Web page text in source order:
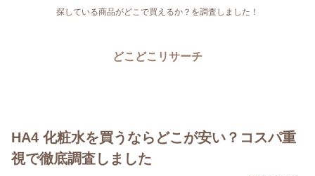
探している商品がどこで買えるか？を調査しました！
どこどこリサーチ
HA4 化粧水を買うならどこが安い？コスパ重
視で徹底調査しました